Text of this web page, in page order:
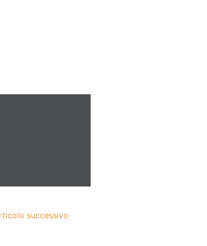
successivo